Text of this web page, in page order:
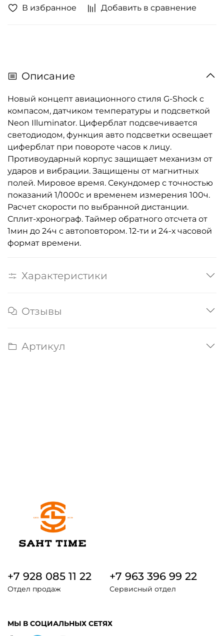
В избранное Добавить в сравнение
Описание
Новый концепт авиационного стиля G-Shock с
компасом, датчиком температуры и подсветкой
Neon Illuminator. Циферблат подсвечивается
светодиодом, функция авто подсветки освещает
циферблат при повороте часов к лицу.
Противоударный корпус защищает механизм от
ударов и вибрации. Защищены от магнитных
полей. Мировое время. Секундомер с точностью
показаний 1/1000с и временем измерения 100ч.
Расчет скорости по выбранной дистанции.
Сплит-хронограф. Таймер обратного отсчета от
1мин до 24ч с автоповтором. 12-ти и 24-х часовой
формат времени.
Характеристики
Отзывы
Артикул
+7 928 085 11 22
Отдел продаж
+7 963 396 99 22
Сервисный отдел
МЫ В СОЦИАЛЬНЫХ СЕТЯХ